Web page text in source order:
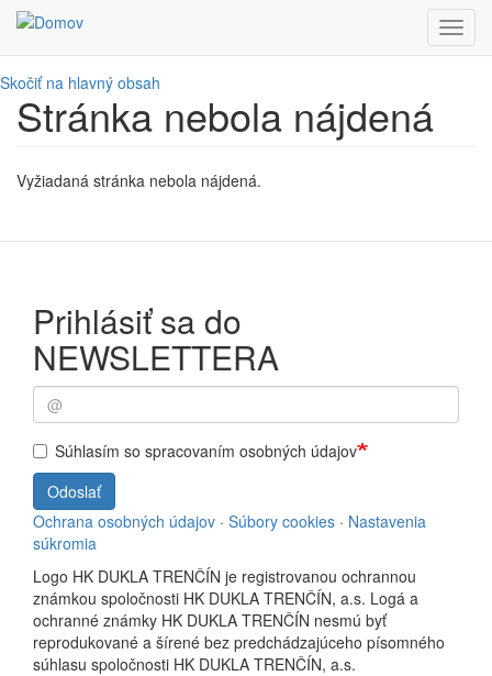
Skočiť na hlavný obsah
Stránka nebola nájdená
Vyžiadaná stránka nebola nájdená.
Prihlásiť sa do
NEWSLETTERA
Súhlasím so spracovaním osobných údajov
Odoslať
Ochrana osobných údajov · Súbory cookies · Nastavenia
súkromia
Logo HK DUKLA TRENČÍN je registrovanou ochrannou
známkou spoločnosti HK DUKLA TRENČÍN, a.s. Logá a
ochranné známky HK DUKLA TRENČÍN nesmú byť
reprodukované a šírené bez predchádzajúceho písomného
súhlasu spoločnosti HK DUKLA TRENČÍN, a.s.